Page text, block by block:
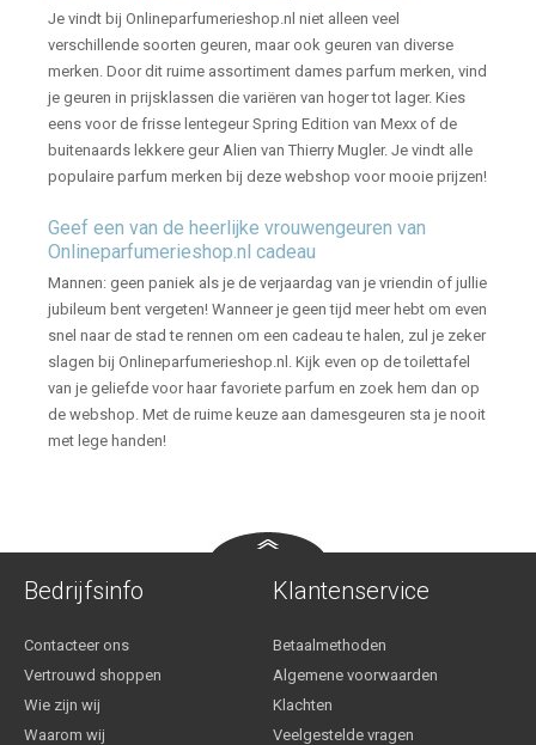
Je vindt bij Onlineparfumerieshop.nl niet alleen veel
verschillende soorten geuren, maar ook geuren van diverse
merken. Door dit ruime assortiment dames parfum merken, vind
je geuren in prijsklassen die variëren van hoger tot lager. Kies
eens voor de frisse lentegeur Spring Edition van Mexx of de
buitenaards lekkere geur Alien van Thierry Mugler. Je vindt alle
populaire parfum merken bij deze webshop voor mooie prijzen!
Geef een van de heerlijke vrouwengeuren van
Onlineparfumerieshop.nl cadeau
Mannen: geen paniek als je de verjaardag van je vriendin of jullie
jubileum bent vergeten! Wanneer je geen tijd meer hebt om even
snel naar de stad te rennen om een cadeau te halen, zul je zeker
slagen bij Onlineparfumerieshop.nl. Kijk even op de toilettafel
van je geliefde voor haar favoriete parfum en zoek hem dan op
de webshop. Met de ruime keuze aan damesgeuren sta je nooit
met lege handen!
Bedrijfsinfo
Contacteer ons
Vertrouwd shoppen
Wie zijn wij
Waarom wij
Klantenservice
Betaalmethoden
Algemene voorwaarden
Klachten
Veelgestelde vragen